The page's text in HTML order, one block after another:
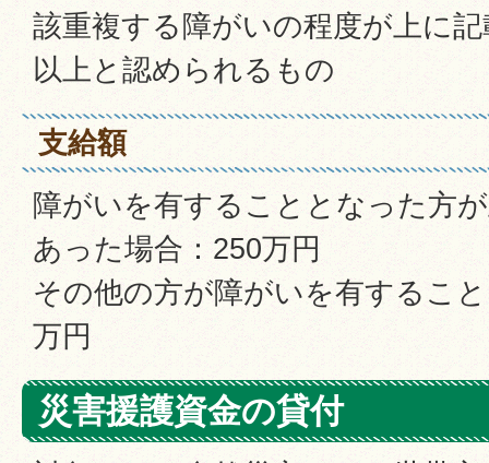
該重複する障がいの程度が上に
以上と認められるもの
支給額
障がいを有することとなった方
あった場合：250万円
その他の方が障がいを有するこ
万円
災害援護資金の貸付